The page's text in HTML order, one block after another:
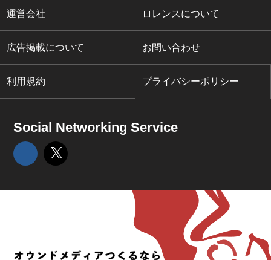
運営会社 ロレンスについて
広告掲載について お問い合わせ
利用規約 プライバシーポリシー
Social Networking Service